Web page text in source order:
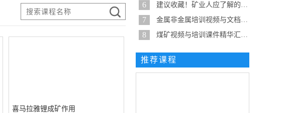
喜马拉雅锂成矿作用
6 建议收藏！矿业人应了解的19种泵...
7 金属非金属培训视频与文档精华整...
8 煤矿视频与培训课件精华汇总-建...
推荐课程